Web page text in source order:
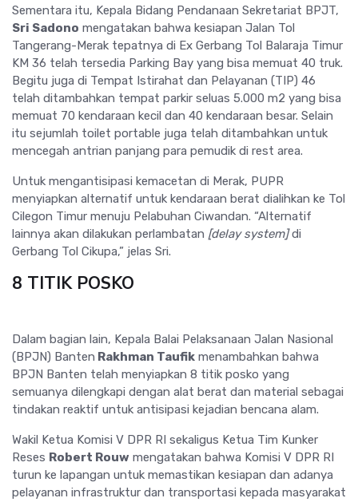
Sementara itu, Kepala Bidang Pendanaan Sekretariat BPJT,
Sri Sadono mengatakan bahwa kesiapan Jalan Tol
Tangerang-Merak tepatnya di Ex Gerbang Tol Balaraja Timur
KM 36 telah tersedia Parking Bay yang bisa memuat 40 truk.
Begitu juga di Tempat Istirahat dan Pelayanan (TIP) 46
telah ditambahkan tempat parkir seluas 5.000 m2 yang bisa
memuat 70 kendaraan kecil dan 40 kendaraan besar. Selain
itu sejumlah toilet portable juga telah ditambahkan untuk
mencegah antrian panjang para pemudik di rest area.
Untuk mengantisipasi kemacetan di Merak, PUPR
menyiapkan alternatif untuk kendaraan berat dialihkan ke Tol
Cilegon Timur menuju Pelabuhan Ciwandan. “Alternatif
lainnya akan dilakukan perlambatan [delay system]di
Gerbang Tol Cikupa,” jelas Sri.
8 TITIK POSKO
Dalam bagian lain, Kepala Balai Pelaksanaan Jalan Nasional
(BPJN) Banten Rakhman Taufik menambahkan bahwa
BPJN Banten telah menyiapkan 8 titik posko yang
semuanya dilengkapi dengan alat berat dan material sebagai
tindakan reaktif untuk antisipasi kejadian bencana alam.
Wakil Ketua Komisi V DPR RI sekaligus Ketua Tim Kunker
Reses Robert Rouw mengatakan bahwa Komisi V DPR RI
turun ke lapangan untuk memastikan kesiapan dan adanya
pelayanan infrastruktur dan transportasi kepada masyarakat